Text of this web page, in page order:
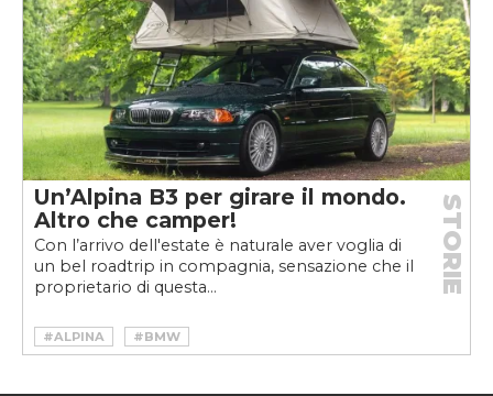
Un’Alpina B3 per girare il mondo.
Altro che camper!
Con l’arrivo dell'estate è naturale aver voglia di
un bel roadtrip in compagnia, sensazione che il
proprietario di questa...
STORIE
#ALPINA #BMW